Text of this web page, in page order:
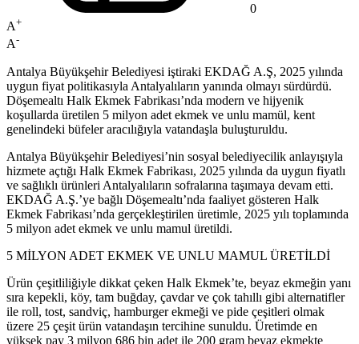
0
A+
A-
Antalya Büyükşehir Belediyesi iştiraki EKDAĞ A.Ş, 2025 yılında
uygun fiyat politikasıyla Antalyalıların yanında olmayı sürdürdü.
Döşemealtı Halk Ekmek Fabrikası’nda modern ve hijyenik
koşullarda üretilen 5 milyon adet ekmek ve unlu mamül, kent
genelindeki büfeler aracılığıyla vatandaşla buluşturuldu.
Antalya Büyükşehir Belediyesi’nin sosyal belediyecilik anlayışıyla
hizmete açtığı Halk Ekmek Fabrikası, 2025 yılında da uygun fiyatlı
ve sağlıklı ürünleri Antalyalıların sofralarına taşımaya devam etti.
EKDAĞ A.Ş.’ye bağlı Döşemealtı’nda faaliyet gösteren Halk
Ekmek Fabrikası’nda gerçekleştirilen üretimle, 2025 yılı toplamında
5 milyon adet ekmek ve unlu mamul üretildi.
5 MİLYON ADET EKMEK VE UNLU MAMUL ÜRETİLDİ
Ürün çeşitliliğiyle dikkat çeken Halk Ekmek’te, beyaz ekmeğin yanı
sıra kepekli, köy, tam buğday, çavdar ve çok tahıllı gibi alternatifler
ile roll, tost, sandviç, hamburger ekmeği ve pide çeşitleri olmak
üzere 25 çeşit ürün vatandaşın tercihine sunuldu. Üretimde en
yüksek pay 3 milyon 686 bin adet ile 200 gram beyaz ekmekte